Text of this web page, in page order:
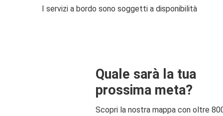
I servizi a bordo sono soggetti a disponibilità
Quale sarà la tua
prossima meta?
Scopri la nostra mappa con oltre